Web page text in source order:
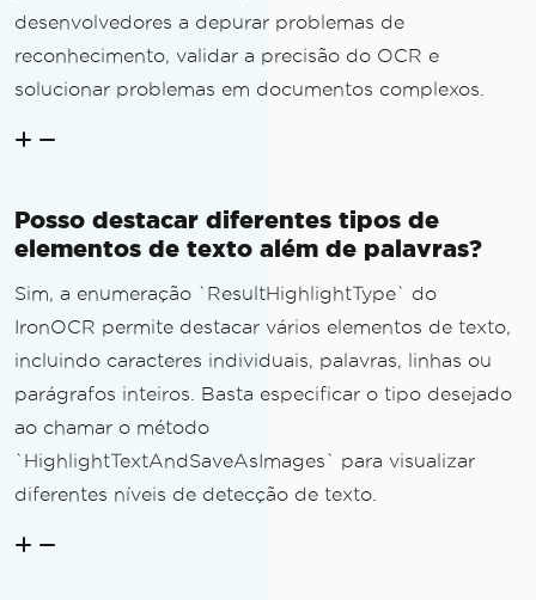
desenvolvedores a depurar problemas de
reconhecimento, validar a precisão do OCR e
solucionar problemas em documentos complexos.
Posso destacar diferentes tipos de
elementos de texto além de palavras?
Sim, a enumeração `ResultHighlightType` do
IronOCR permite destacar vários elementos de texto,
incluindo caracteres individuais, palavras, linhas ou
parágrafos inteiros. Basta especificar o tipo desejado
ao chamar o método
`HighlightTextAndSaveAsImages` para visualizar
diferentes níveis de detecção de texto.